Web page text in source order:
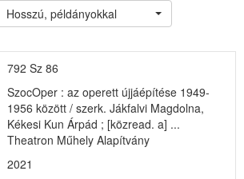
Hosszú, példányokkal
792 Sz 86
SzocOper : az operett újjáépítése 1949-
1956 között / szerk. Jákfalvi Magdolna,
Kékesi Kun Árpád ; [közread. a] ...
Theatron Műhely Alapítvány
2021